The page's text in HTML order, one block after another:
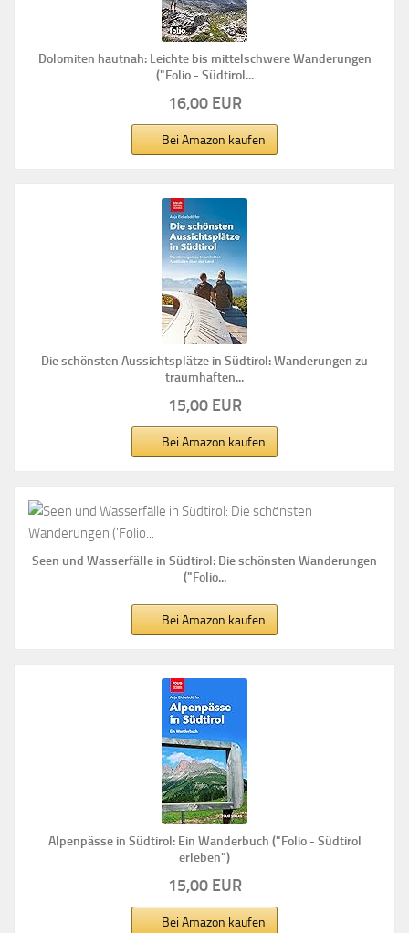
Dolomiten hautnah: Leichte bis mittelschwere Wanderungen
("Folio - Südtirol...
16,00 EUR
Bei Amazon kaufen
Die schönsten Aussichtsplätze in Südtirol: Wanderungen zu
traumhaften...
15,00 EUR
Bei Amazon kaufen
Seen und Wasserfälle in Südtirol: Die schönsten Wanderungen
("Folio...
Bei Amazon kaufen
Alpenpässe in Südtirol: Ein Wanderbuch ("Folio - Südtirol
erleben")
15,00 EUR
Bei Amazon kaufen